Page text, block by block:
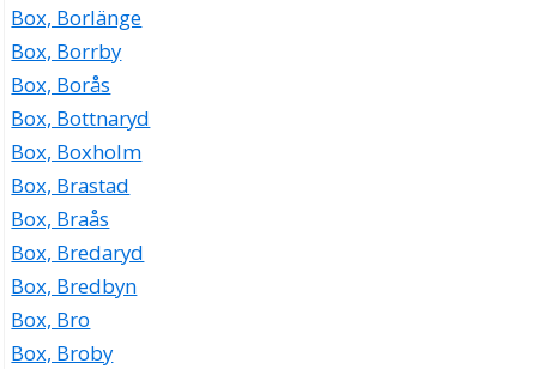
Box, Borlänge
Box, Borrby
Box, Borås
Box, Bottnaryd
Box, Boxholm
Box, Brastad
Box, Braås
Box, Bredaryd
Box, Bredbyn
Box, Bro
Box, Broby